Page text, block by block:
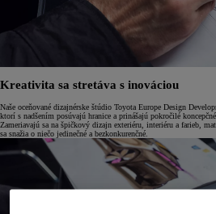
Kreativita sa stretáva s inováciou
Naše oceňované dizajnérske štúdio Toyota Europe Design
ktorí s nadšením posúvajú hranice a prinášajú pokročilé
Zameriavajú sa na špičkový dizajn exteriéru, interiéru a farieb,
sa snažia o niečo jedinečné a bezkonkurenčné.